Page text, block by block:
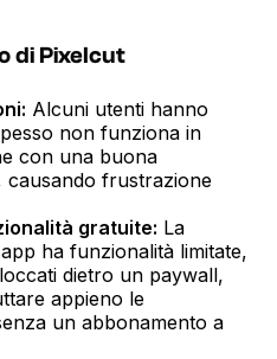
di Pixelcut
Alcuni utenti hanno
non funziona in
con una buona
causando frustrazione
gratuite: La
ha funzionalità limitate,
dietro un paywall,
appieno le
un abbonamento a